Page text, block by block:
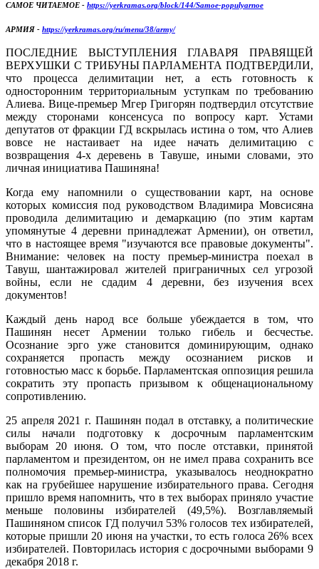
САМОЕ ЧИТАЕМОЕ - https://yerkramas.org/block/144/Samoe-populyarnoe
АРМИЯ - https://yerkramas.org/ru/menu/38/army/
ПОСЛЕДНИЕ ВЫСТУПЛЕНИЯ ГЛАВАРЯ ПРАВЯЩЕЙ
ВЕРХУШКИ С ТРИБУНЫ ПАРЛАМЕНТА ПОДТВЕРДИЛИ,
что процесса делимитации нет, а есть готовность к
односторонним территориальным уступкам по требованию
Алиева. Вице-премьер Мгер Григорян подтвердил отсутствие
между сторонами консенсуса по вопросу карт. Устами
депутатов от фракции ГД вскрылась истина о том, что Алиев
вовсе не настаивает на идее начать делимитацию с
возвращения 4-х деревень в Тавуше, иными словами, это
личная инициатива Пашиняна!
Когда ему напомнили о существовании карт, на основе
которых комиссия под руководством Владимира Мовсисяна
проводила делимитацию и демаркацию (по этим картам
упомянутые 4 деревни принадлежат Армении), он ответил,
что в настоящее время "изучаются все правовые документы".
Внимание: человек на посту премьер-министра поехал в
Тавуш, шантажировал жителей приграничных сел угрозой
войны, если не сдадим 4 деревни, без изучения всех
документов!
Каждый день народ все больше убеждается в том, что
Пашинян несет Армении только гибель и бесчестье.
Осознание эрго уже становится доминирующим, однако
сохраняется пропасть между осознанием рисков и
готовностью масс к борьбе. Парламентская оппозиция решила
сократить эту пропасть призывом к общенациональному
сопротивлению.
25 апреля 2021 г. Пашинян подал в отставку, а политические
силы начали подготовку к досрочным парламентским
выборам 20 июня. О том, что после отставки, принятой
парламентом и президентом, он не имел права сохранить все
полномочия премьер-министра, указывалось неоднократно
как на грубейшее нарушение избирательного права. Сегодня
пришло время напомнить, что в тех выборах приняло участие
меньше половины избирателей (49,5%). Возглавляемый
Пашиняном список ГД получил 53% голосов тех избирателей,
которые пришли 20 июня на участки, то есть голоса 26% всех
избирателей. Повторилась история с досрочными выборами 9
декабря 2018 г.